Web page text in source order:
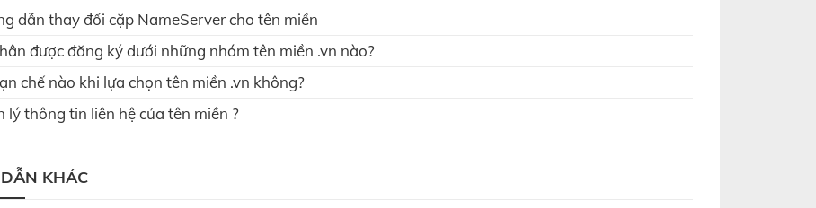
dẫn thay đổi cặp NameServer cho tên miền
được đăng ký dưới những nhóm tên miền .vn nào?
chế nào khi lựa chọn tên miền .vn không?
lý thông tin liên hệ của tên miền ?
KHÁC